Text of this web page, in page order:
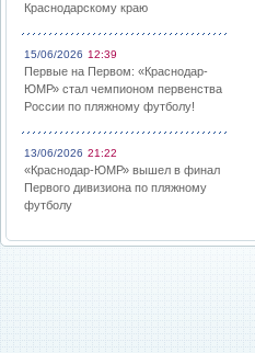
Краснодарскому краю
15/06/2026 12:39
Первые на Первом: «Краснодар-
ЮМР» стал чемпионом первенства
России по пляжному футболу!
13/06/2026 21:22
«Краснодар-ЮМР» вышел в финал
Первого дивизиона по пляжному
футболу